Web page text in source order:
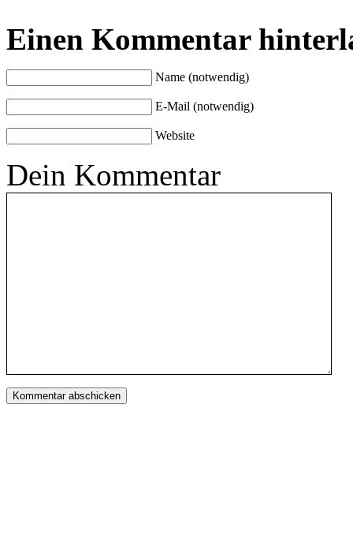
Einen Kommentar
Name (notwendig)
E-Mail (notwendig)
Website
Dein Kommentar